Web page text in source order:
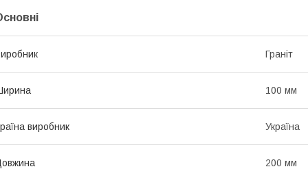
Граніт
100 мм
виробник Україна
200 мм